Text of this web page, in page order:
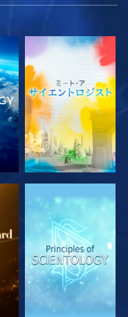
シリーズを探求